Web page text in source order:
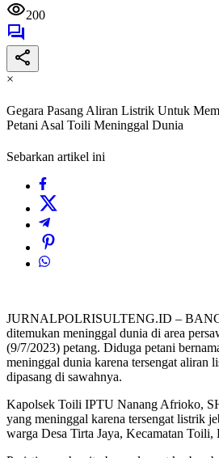
200
×
Gegara Pasang Aliran Listrik Untuk
Petani Asal Toili Meninggal Dunia
Sebarkan artikel ini
JURNALPOLRISULTENG.ID –
ditemukan meninggal dunia di area
(9/7/2023) petang. Diduga petani
meninggal dunia karena tersengat aliran
dipasang di sawahnya.
Kapolsek Toili IPTU Nanang Afrioko,
yang meninggal karena tersengat listrik
warga Desa Tirta Jaya, Kecamatan Toili,